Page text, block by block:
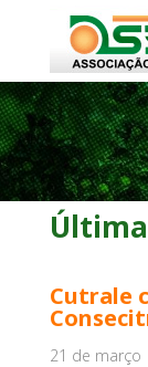
Cutrale
21 de março